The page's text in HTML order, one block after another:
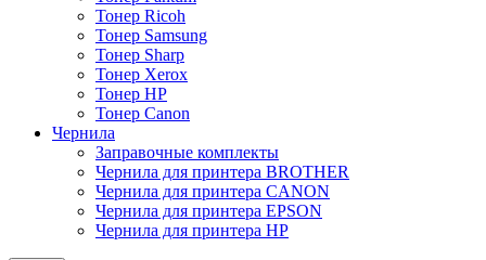
Тонер Ricoh
Тонер Samsung
Тонер Sharp
Тонер Xerox
Тонер НР
Тонер Саnon
Чернила
Заправочные комплекты
Чернила для принтера BROTHER
Чернила для принтера CANON
Чернила для принтера EPSON
Чернила для принтера HP